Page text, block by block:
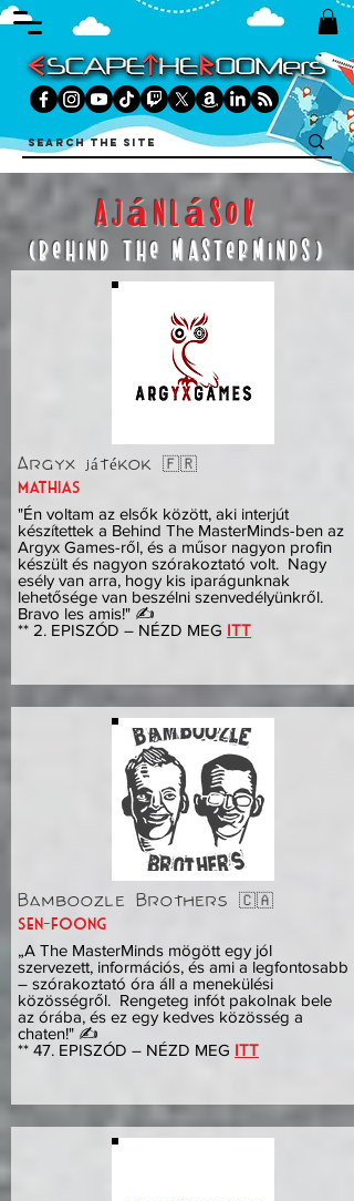
ajánlások
(Behind The Masterminds)
Argyx játékok 🇫🇷
mathias
"Én voltam az elsők között, aki interjút
készítettek a Behind The MasterMinds-ben az
Argyx Games-ről, és a műsor nagyon profin
készült és nagyon szórakoztató volt. Nagy
esély van arra, hogy kis iparágunknak
lehetősége van beszélni szenvedélyünkről.
Bravo les amis!" ✍️
** 2. EPISZÓD – NÉZD MEG ITT
Bamboozle Brothers 🇨🇦
sen-foong
„A The MasterMinds mögött egy jól
szervezett, információs, és ami a legfontosabb
– szórakoztató óra áll a menekülési
közösségről. Rengeteg infót pakolnak bele
az órába, és ez egy kedves közösség a
chaten!" ✍️
** 47. EPISZÓD – NÉZD MEG ITT